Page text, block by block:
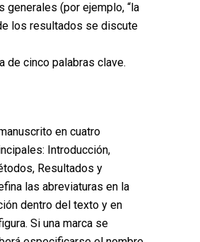
generales (por ejemplo, “la
los resultados se discute
de cinco palabras clave.
en cuatro
Introducción,
Resultados y
las abreviaturas en la
dentro del texto y en
Si una marca se